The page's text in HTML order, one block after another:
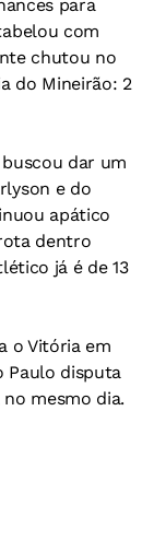
para
com
chutou no
do Mineirão: 2
dar um
e do
apático
dentro
já é de 13
o Vitória em
Paulo disputa
mesmo dia.